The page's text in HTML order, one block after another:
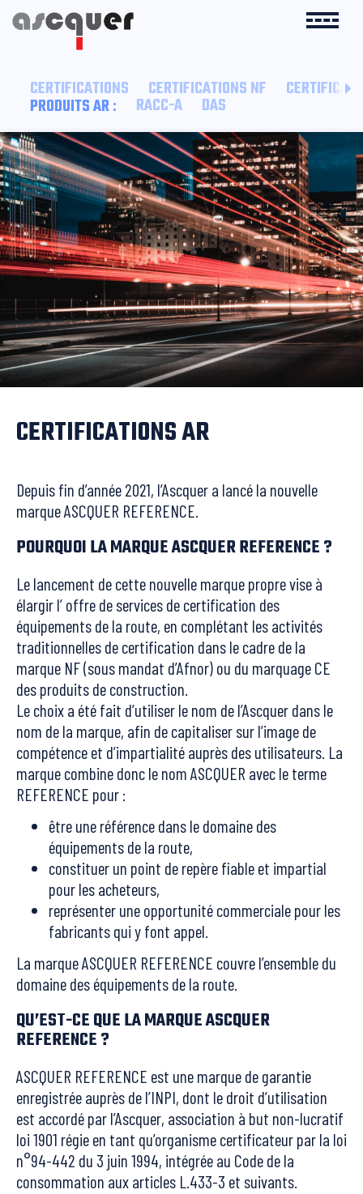
CERTIFICATIONS CERTIFICATIONS NF
PRODUITS AR : RACC-A DAS
CERTIFICATIONS AR
Depuis fin d’année 2021, l’Ascquer a lancé la nouvelle
marque ASCQUER REFERENCE.
POURQUOI LA MARQUE ASCQUER REFERENCE ?
Le lancement de cette nouvelle marque propre vise à
élargir l’ offre de services de certification des
équipements de la route, en complétant les activités
traditionnelles de certification dans le cadre de la
marque NF (sous mandat d’Afnor) ou du marquage CE
des produits de construction.
Le choix a été fait d’utiliser le nom de l’Ascquer dans le
nom de la marque, afin de capitaliser sur l’image de
compétence et d’impartialité auprès des utilisateurs. La
marque combine donc le nom ASCQUER avec le terme
REFERENCE pour :
être une référence dans le domaine des
équipements de la route,
constituer un point de repère fiable et impartial
pour les acheteurs,
représenter une opportunité commerciale pour les
fabricants qui y font appel.
La marque ASCQUER REFERENCE couvre l’ensemble du
domaine des équipements de la route.
QU’EST-CE QUE LA MARQUE ASCQUER
REFERENCE ?
ASCQUER REFERENCE est une marque de garantie
enregistrée auprès de l’INPI, dont le droit d’utilisation
est accordé par l’Ascquer, association à but non-lucratif
loi 1901 régie en tant qu’organisme certificateur par la loi
n°94-442 du 3 juin 1994, intégrée au Code de la
consommation aux articles L.433-3 et suivants.